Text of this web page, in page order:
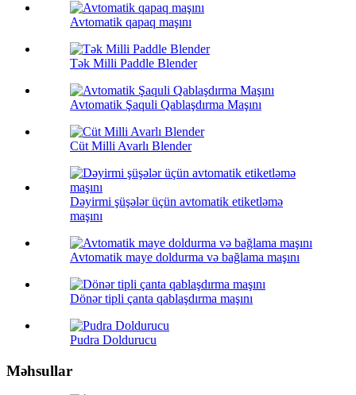
Avtomatik qapaq maşını
Tək Milli Paddle Blender
Avtomatik Şaquli Qablaşdırma Maşını
Cüt Milli Avarlı Blender
Dəyirmi şüşələr üçün avtomatik etiketləmə
maşını
Avtomatik maye doldurma və bağlama maşını
Dönər tipli çanta qablaşdırma maşını
Pudra Doldurucu
Məhsullar